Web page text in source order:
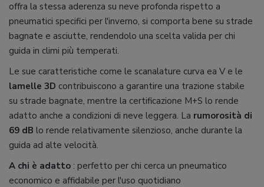
offra la stessa aderenza su neve profonda rispetto a
pneumatici specifici per l'inverno, si comporta bene su strade
bagnate e asciutte, rendendolo una scelta valida per chi
guida in climi più temperati.
Le sue caratteristiche come le scanalature curva ea V e le
lamelle 3D contribuiscono a garantire una trazione stabile
su strade bagnate, mentre la certificazione M+S lo rende
adatto anche a condizioni di neve leggera. La rumorosità di
69 dB lo rende relativamente silenzioso, anche durante la
guida ad alte velocità.
A chi è adatto : perfetto per chi cerca un pneumatico
economico e affidabile per l'uso quotidiano